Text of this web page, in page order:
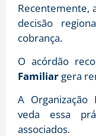
Recentemente,
decisão
cobrança.
O acórdão
Familiar gera
A Organização
veda essa
associados.